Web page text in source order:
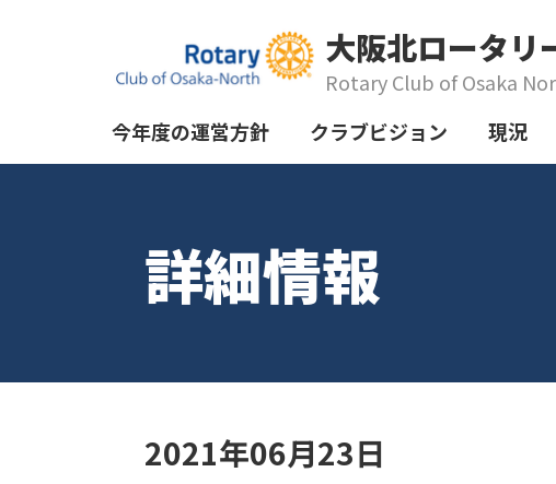
大阪北ロータリ
Rotary Club of Osaka
今年度の運営方針 クラブビジョン 現況
詳細情報
2021年06月23日